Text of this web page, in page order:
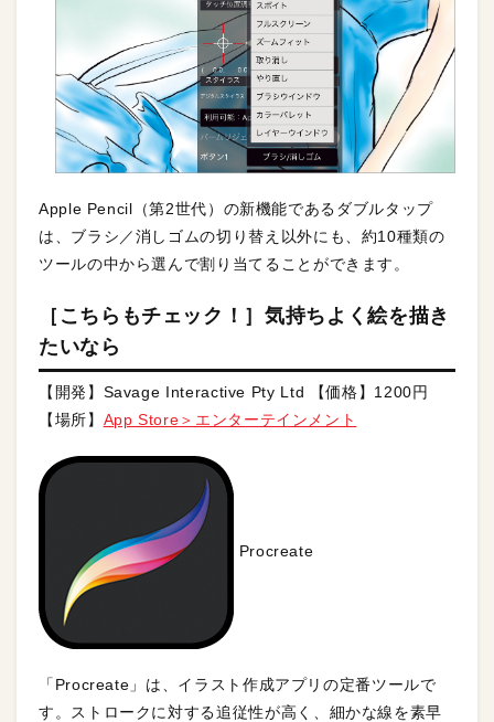
Apple Pencil（第2世代）の新機能であるダブルタップ
は、ブラシ／消しゴムの切り替え以外にも、約10種類の
ツールの中から選んで割り当てることができます。
［こちらもチェック！］気持ちよく絵を描き
たいなら
【開発】Savage Interactive Pty Ltd 【価格】1200円
【場所】 App Store＞エンターテインメント
Procreate
「Procreate」は、イラスト作成アプリの定番ツールで
す。ストロークに対する追従性が高く、細かな線を素早